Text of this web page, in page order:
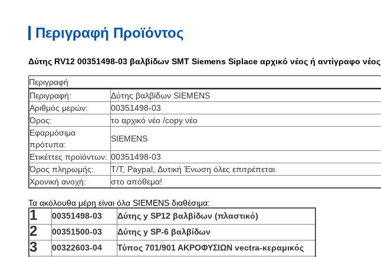
Περιγραφή Προϊόντος
Δύτης RV12 00351498-03 βαλβίδων SMT Siemens Siplace αρχικό νέος ή αντίγραφο νέος
Περιγραφή
Περιγραφή:
Δύτης βαλβίδων SIEMENS
Αριθμός μερών:
00351498-03
Όρος:
το αρχικό νέο /copy νέο
Εφαρμόσιμα
πρότυπα:
SIEMENS
Ετικέττες προϊόντων: 00351498-03
Όρος πληρωμής:
T/T, Paypal, Δυτική Ένωση όλες επιτρέπεται.
Χρονική ανοχή:
στο απόθεμα!
Τα ακόλουθα μέρη είναι όλα SIEMENS διαθέσιμα:
1 00351498-03 Δύτης y SP12 βαλβίδων (πλαστικό)
2 00351500-03 Δύτης y SP-6 βαλβίδων
3 00322603-04 Τύπος 701/901 ΑΚΡΟΦΥΣΙΩΝ vectra-κεραμικός